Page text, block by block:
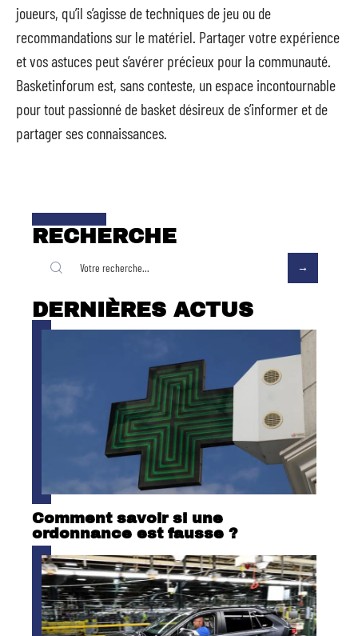
joueurs, qu’il s’agisse de techniques de jeu ou de
recommandations sur le matériel. Partager votre expérience
et vos astuces peut s’avérer précieux pour la communauté.
Basketinforum est, sans conteste, un espace incontournable
pour tout passionné de basket désireux de s’informer et de
partager ses connaissances.
RECHERCHE
DERNIÈRES ACTUS
Comment savoir si une
ordonnance est fausse ?